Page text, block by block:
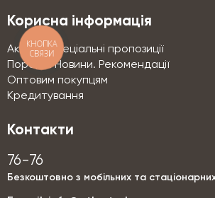
Корисна інформація
Акції та спеціальні пропозиції
Поради. Новини. Рекомендації
Оптовим покупцям
Кредитування
Контакти
76-76
Безкоштовно з мобільних та
КНОПКА
СВЯЗИ